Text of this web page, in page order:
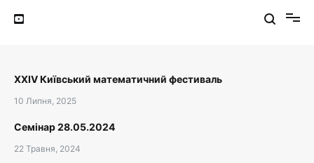
XXIV Київський математичний фестиваль
10 Липня, 2025
Семінар 28.05.2024
22 Травня, 2024